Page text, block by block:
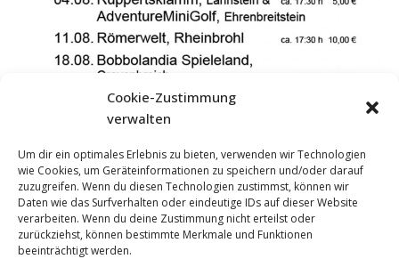
Cookie-Zustimmung
verwalten
Um dir ein optimales Erlebnis zu bieten, verwenden wir Technologien
wie Cookies, um Geräteinformationen zu speichern und/oder darauf
zuzugreifen. Wenn du diesen Technologien zustimmst, können wir
Daten wie das Surfverhalten oder eindeutige IDs auf dieser Website
verarbeiten. Wenn du deine Zustimmung nicht erteilst oder
zurückziehst, können bestimmte Merkmale und Funktionen
beeinträchtigt werden.